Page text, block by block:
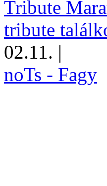
Tribute
tribute
02.11. |
noTs - Fagy